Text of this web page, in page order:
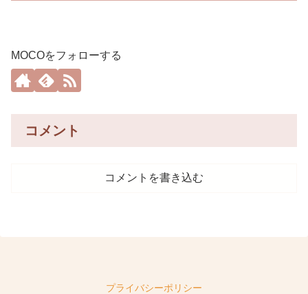
MOCOをフォローする
コメント
コメントを書き込む
プライバシーポリシー